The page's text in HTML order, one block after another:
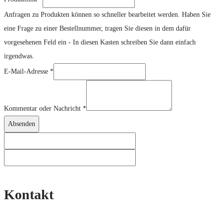
oder
Anfragen zu Produkten können so schneller bearbeitet werden. Haben Sie
eine Frage zu einer Bestellnummer, tragen Sie diesen in dem dafür
vorgesehenen Feld ein - In diesen Kasten schreiben Sie dann einfach
irgendwas.
E-Mail-Adresse *
Kommentar oder Nachricht *
Absenden
Kontakt